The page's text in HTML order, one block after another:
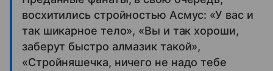
восхитились стройностью Асмус: «У вас и
так шикарное тело», «Вы и так хороши,
заберут быстро алмазик такой»,
«Стройняшечка, ничего не надо тебе